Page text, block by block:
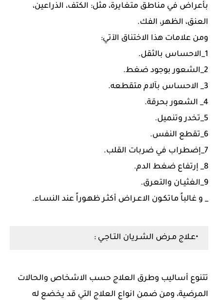
بأعراض في مناطق متغايرة، مثل: الكتف، الذراعين،
العنق، الظهر، الفك.
ومن علامات هذا الاختناق الآتي:
1_الاحساس بالثقل.
2_الشعور بوجود ضغط.
3_ الاحساس بآلام متقطعه.
4_ الشعور بحرقة.
5_تخدر وتنميل.
6_تقطع النفس.
7_إضطراب في ضربات القلب.
8_ إرتفاع ضغط الدم.
9_الغثيـان والتعرق.
_ و غالباً ماتكـون الاعـراض أكثـر ظهـوراً عند النسـاء.
•عـلاج مـرض الشـريان التـاجـي :
تتنوع أساليب وطرق العلاج حسب الاشخاص والحالات
المرضية، ومن ضمن انواع العلاج التي قد يخضع له